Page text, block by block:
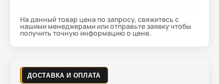
На данный товар цена по запросу, свяжитесь с
нашими менеджерами или отправьте заявку чтобы
получить точную информацию о цене.
ДОСТАВКА И ОПЛАТА